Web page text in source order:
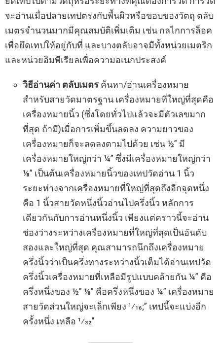
จะอ่านเมื่อปลายเทปตรงกับพื้นผิวหรือขอบของวัตถุ ตลับ
เมตรจำนวนมากมีคุณสมบัติเพิ่มเติม เช่น กลไกการล็อค
เพื่อยึดเทปให้อยู่กับที่ และบางตลับอาจมีทั้งหน่วยเมตริก
และหน่วยอิมพีเรียลเพื่อความอเนกประสงค์
วิธีอ่านค่า ตลับเมตร ค้นหา/อ่านเครื่องหมาย
สำหรับสายวัดมาตรฐาน เครื่องหมายที่ใหญ่ที่สุดคือ
เครื่องหมายนิ้ว (ซึ่งโดยทั่วไปแล้วจะมีตัวเลขมาก
ที่สุด ถ้ามี)เมื่อการเพิ่มขึ้นลดลง ความยาวของ
เครื่องหมายก็จะลดลงตามไปด้วย เช่น ½” มี
เครื่องหมายใหญ่กว่า ¼” ซึ่งมีเครื่องหมายใหญ่กว่า
⅛” เป็นต้นเครื่องหมายนิ้วของเทปวัดอ่าน 1 นิ้ว
ระยะห่างจากเครื่องหมายที่ใหญ่ที่สุดถึงอีกจุดหนึ่ง
คือ 1 นิ้วสายวัดหนึ่งนิ้วอ่านไปครึ่งนิ้ว หลักการ
เดียวกันกับการอ่านหนึ่งนิ้ว เพียงแต่คราวนี้จะอ่าน
ช่องว่างระหว่างเครื่องหมายที่ใหญ่ที่สุดเป็นอันดับ
สองและใหญ่ที่สุด คุณสามารถนึกถึงเครื่องหมาย
ครึ่งนิ้วว่าเป็นครึ่งทางระหว่างนิ้วเต็มได้อ่านเทปวัด
ครึ่งนิ้วเครื่องหมายที่เหลือมีรูปแบบคล้ายกัน ¼” คือ
ครึ่งหนึ่งของ ½” ⅛” คือครึ่งหนึ่งของ ¼” เครื่องหมาย
สายวัดส่วนใหญ่จะเล็กเพียง 1⁄16;” เทปนี้จะแบ่งอีก
ครั้งหนึ่ง เหลือ 1⁄32″